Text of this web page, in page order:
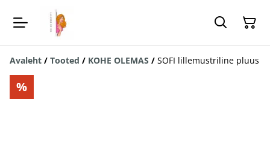
Avaleht / Tooted / KOHE OLEMAS / SOFI lillemustriline pluus
%